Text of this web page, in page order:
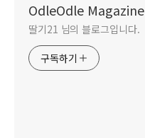
OdleOdle Magazine
딸기21 님의 블로그입니다.
구독하기